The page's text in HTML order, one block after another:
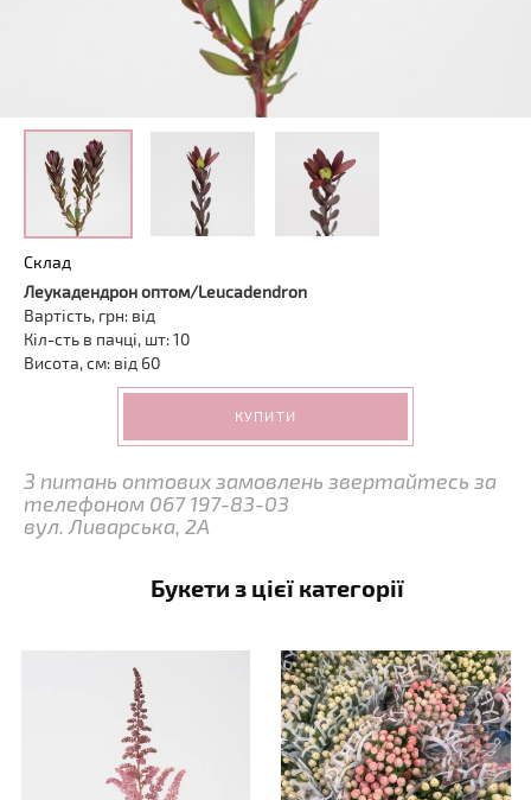
Склад
Леукадендрон оптом/Leucadendron
Вартість, грн: від
Кіл-сть в пачці, шт: 10
Висота, см: від 60
КУПИТИ
З питань оптових замовлень звертайтесь за
телефоном 067 197-83-03
вул. Ливарська, 2А
Букети з цієї категорії